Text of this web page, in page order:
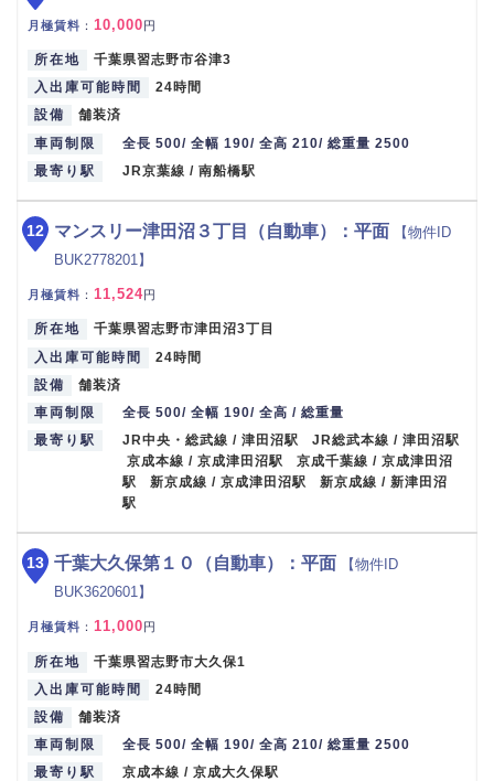
月極賃料 ： 10,000円
所在地
千葉県習志野市谷津3
入出庫可能時間
24時間
設備
舗装済
車両制限
全長 500/ 全幅 190/ 全高 210/ 総重量 2500
最寄り駅
JR京葉線 / 南船橋駅
マンスリー津田沼３丁目（自動車）：平面
【物件ID
BUK2778201】
月極賃料 ： 11,524円
所在地
千葉県習志野市津田沼3丁目
入出庫可能時間
24時間
設備
舗装済
車両制限
全長 500/ 全幅 190/ 全高 / 総重量
最寄り駅
JR中央・総武線 / 津田沼駅 JR総武本線 / 津田沼駅
京成本線 / 京成津田沼駅 京成千葉線 / 京成津田沼
駅 新京成線 / 京成津田沼駅 新京成線 / 新津田沼
駅
12
千葉大久保第１０（自動車）：平面
【物件ID
BUK3620601】
月極賃料 ： 11,000円
所在地
千葉県習志野市大久保1
入出庫可能時間
24時間
設備
舗装済
車両制限
全長 500/ 全幅 190/ 全高 210/ 総重量 2500
最寄り駅
京成本線 / 京成大久保駅
13